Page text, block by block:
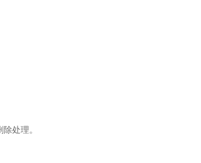
处理。